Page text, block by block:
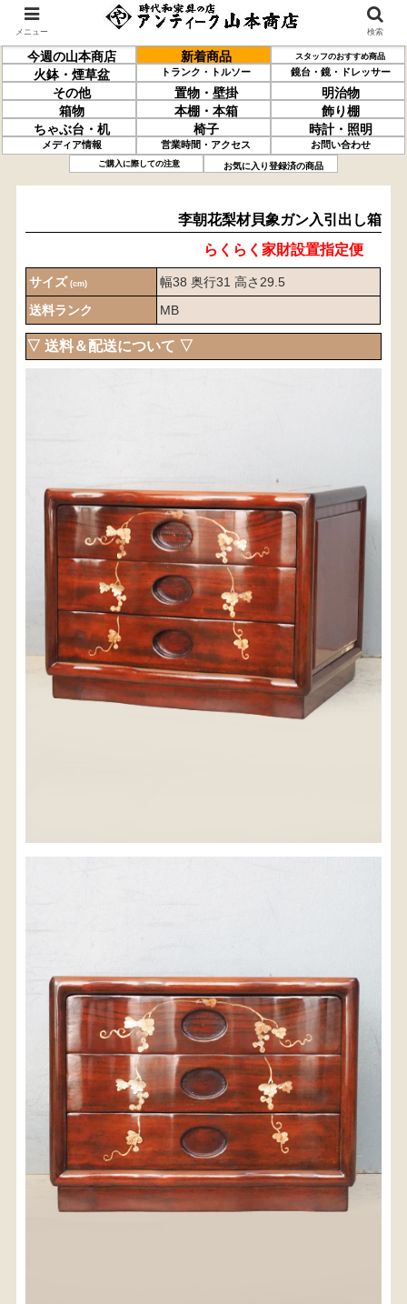
今週の山本商店 新着商品 スタッフのおすすめ商品
火鉢・煙草盆 トランク・トルソー 鏡台・鏡・ドレッサー
その他 置物・壁掛
明治物
箱物
本棚・本箱
飾り棚
ちゃぶ台・机
椅子 時計・照明
メディア情報 営業時間・アクセス お問い合わせ
ご購入に際しての注意 お気に入り登録済の商品
花梨材 貝象ガン入
李朝花梨材貝象ガン入引出し箱
らくらく家財設置指定便
サイズ (cm)
幅38 奥行31 高さ29.5
送料ランク
MB
▽ 送料＆配送について ▽
・ご購入手続きを進める途中で「宅急便」を選択いた
だくと、自動的に送料が加算されます。
・配送についての詳細は、こちら →
【送料を確認する】
お届け先、送料ランクを選択する事で送料が表
示されます。
お届け先
メニュー 検索